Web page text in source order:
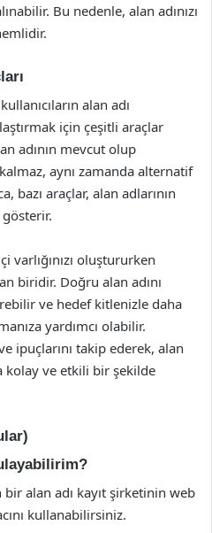
Bu nedenle, alan adınızı
alan adı
için çeşitli araçlar
adının mevcut olup
aynı zamanda alternatif
bazı araçlar, alan adlarının
gösterir.
varlığınızı oluştururken
biridir. Doğru alan adını
ve hedef kitlenizle daha
yardımcı olabilir.
ipuçlarını takip ederek, alan
kolay ve etkili bir şekilde
bir alan adı kayıt şirketinin web
kullanabilirsiniz.